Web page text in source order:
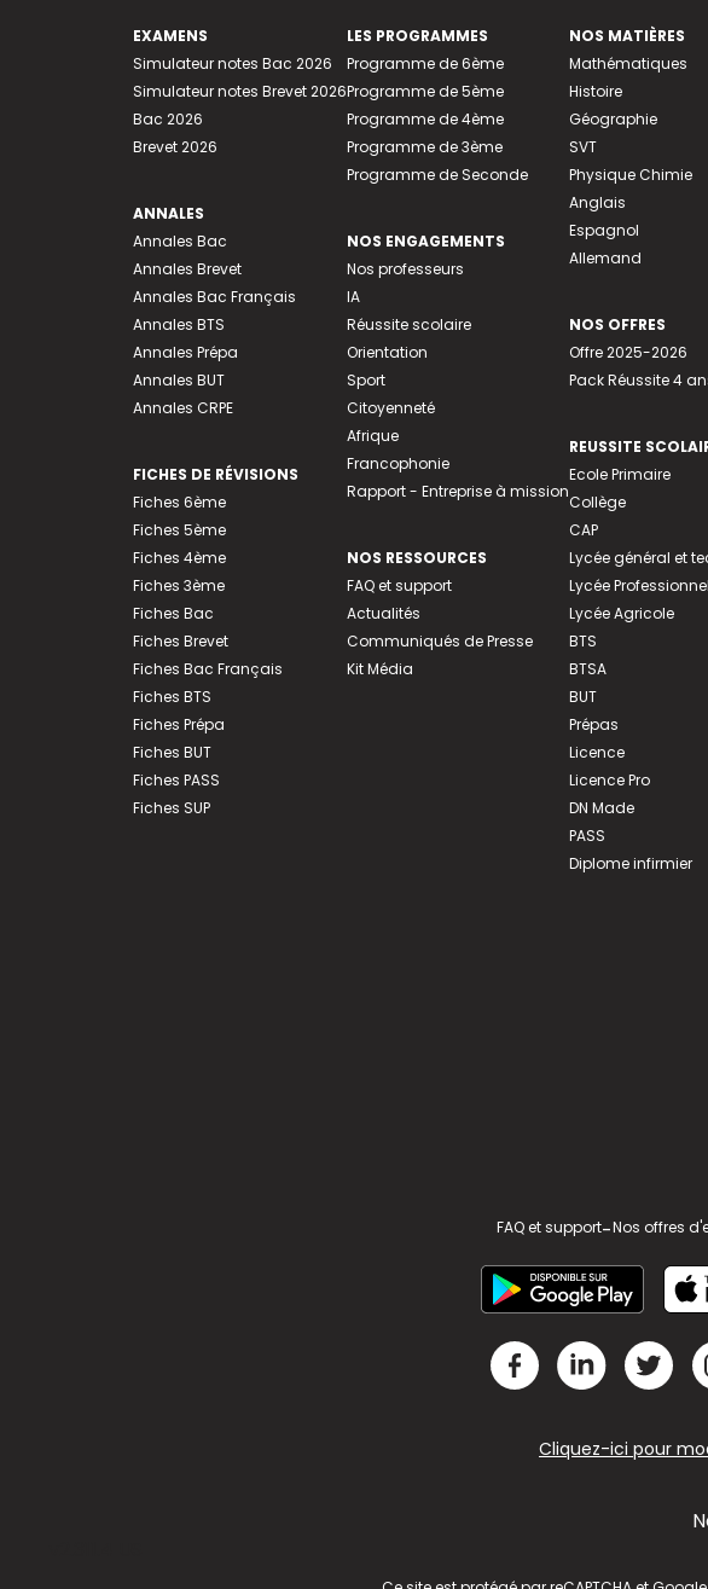
EXAMENS
Simulateur notes Bac 2026
Simulateur notes Brevet 2026
Bac 2026
Brevet 2026
ANNALES
Annales Bac
Annales Brevet
Annales Bac Français
Annales BTS
Annales Prépa
Annales BUT
Annales CRPE
FICHES DE RÉVISIONS
Fiches 6ème
Fiches 5ème
Fiches 4ème
Fiches 3ème
Fiches Bac
Fiches Brevet
Fiches Bac Français
Fiches BTS
Fiches Prépa
Fiches BUT
Fiches PASS
Fiches SUP
LES PROGRAMMES
Programme de 6ème
Programme de 5ème
Programme de 4ème
Programme de 3ème
Programme de Seconde
NOS ENGAGEMENTS
Nos professeurs
IA
Réussite scolaire
Orientation
Sport
Citoyenneté
Afrique
Francophonie
Rapport - Entreprise à mission
NOS RESSOURCES
FAQ et support
Actualités
Communiqués de Presse
Kit Média
NOS MATIÈRES
Mathématiques
Histoire
Géographie
SVT
Physique Chimie
Anglais
Espagnol
Allemand
NOS OFFRES
Offre 2025-2026
Pack Réussite 4
REUSSITE
Ecole Primaire
Collège
CAP
Lycée général et
Lycée Professionnel
Lycée Agricole
BTS
BTSA
BUT
Prépas
Licence
Licence Pro
DN Made
PASS
Diplome infirmier
FAQ et support-Nos offres
Cliquez-ici pour